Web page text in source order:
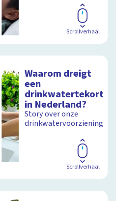
Scrollverhaal
Waarom dreigt
een
drinkwatertekort
in Nederland?
Story over onze
drinkwatervoorziening
Scrollverhaal